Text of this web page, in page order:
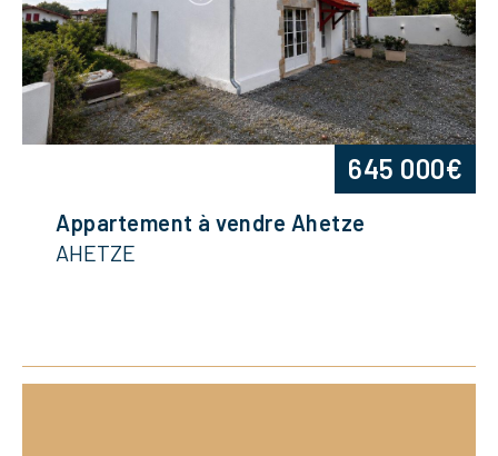
Appartement à vendre Ahetze
AHETZE
645 000€